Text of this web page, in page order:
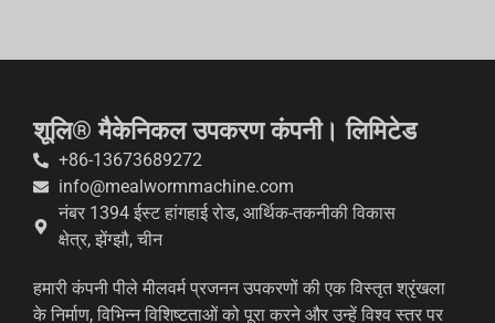
शूलि® मैकेनिकल उपकरण कंपनी। लिमिटेड
+86-13673689272
info@mealwormmachine.com
नंबर 1394 ईस्ट हांगहाई रोड, आर्थिक-तकनीकी विकास
क्षेत्र, झेंग्झौ, चीन
हमारी कंपनी पीले मीलवर्म प्रजनन उपकरणों की एक विस्तृत श्रृंखला
के निर्माण, विभिन्न विशिष्टताओं को पूरा करने और उन्हें विश्व स्तर पर